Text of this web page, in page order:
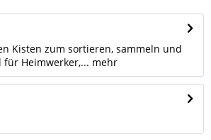
Kisten zum sortieren, sammeln und
Heimwerker,... mehr